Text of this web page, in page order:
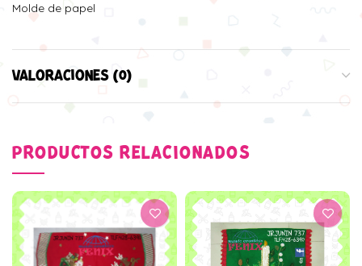
Molde de papel
VALORACIONES (0)
PRODUCTOS RELACIONADOS